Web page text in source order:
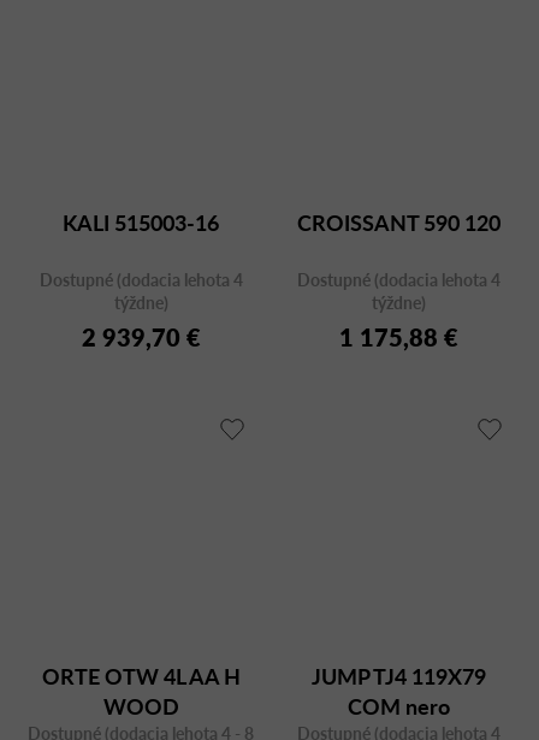
KALI 515003-16
Dostupné (dodacia lehota 4
týždne)
2 939,70 €
CROISSANT 590 120
Dostupné (dodacia lehota 4
týždne)
1 175,88 €
ORTE OTW 4L AA H
WOOD
Dostupné (dodacia lehota 4 - 8
JUMP TJ4 119X79
COM nero
Dostupné (dodacia lehota 4